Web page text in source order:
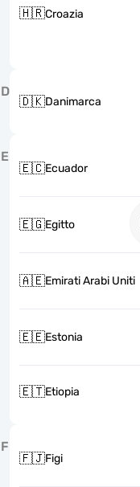
🇭🇷Croazia
D
🇩🇰Danimarca
E
🇪🇨Ecuador
🇪🇬Egitto
🇦🇪Emirati Arabi Uniti
🇪🇪Estonia
🇪🇹Etiopia
F
🇫🇯Figi